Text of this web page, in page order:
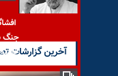
جنگ
آخرین گزارشات